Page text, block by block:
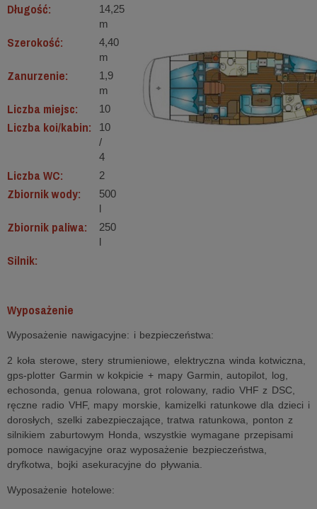
Długość:
14,25
m
Szerokość:
4,40
m
Zanurzenie:
1,9
m
Liczba miejsc: 10
Liczba koi/kabin:
10
/
4
Liczba WC: 2
Zbiornik wody:
500
l
Zbiornik paliwa:
250
l
Silnik:
Wyposażenie
Wyposażenie nawigacyjne: i bezpieczeństwa:
2 koła sterowe, stery strumieniowe, elektryczna winda kotwiczna,
gps-plotter Garmin w kokpicie + mapy Garmin, autopilot, log,
echosonda, genua rolowana, grot rolowany, radio VHF z DSC,
ręczne radio VHF, mapy morskie, kamizelki ratunkowe dla dzieci i
dorosłych, szelki zabezpieczające, tratwa ratunkowa, ponton z
silnikiem zaburtowym Honda, wszystkie wymagane przepisami
pomoce nawigacyjne oraz wyposażenie bezpieczeństwa,
dryfkotwa, bojki asekuracyjne do pływania.
Wyposażenie hotelowe: